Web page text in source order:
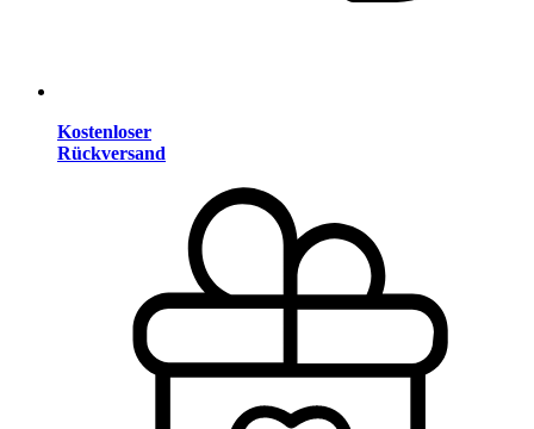
Kostenloser
Rückversand